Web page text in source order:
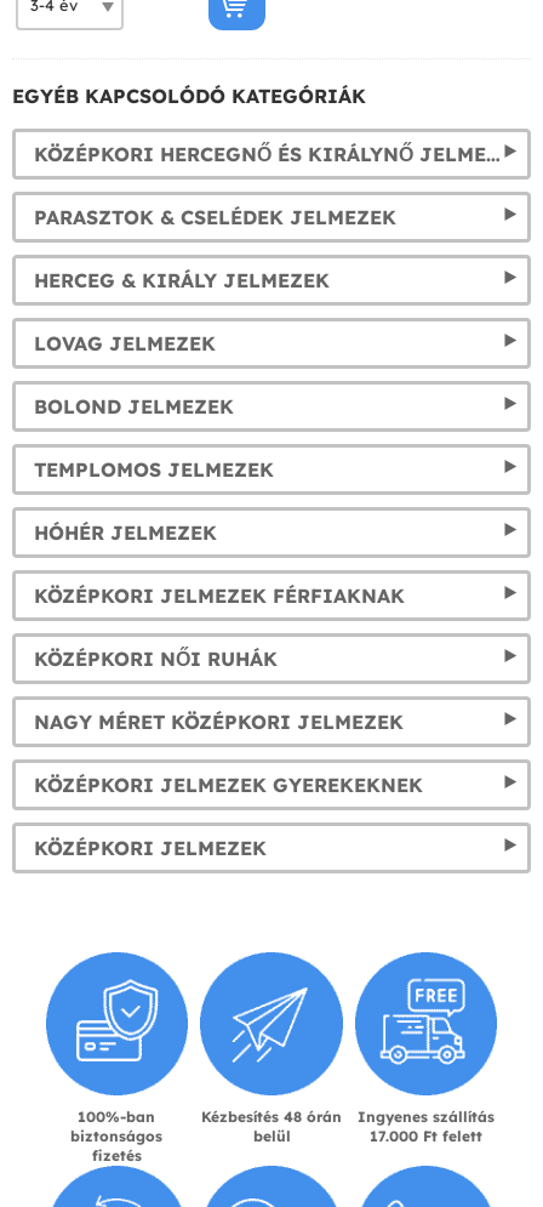
EGYÉB KAPCSOLÓDÓ KATEGÓRIÁK
KÖZÉPKORI HERCEGNŐ ÉS KIRÁLYNŐ JELMEZEK
PARASZTOK & CSELÉDEK JELMEZEK
HERCEG & KIRÁLY JELMEZEK
LOVAG JELMEZEK
BOLOND JELMEZEK
TEMPLOMOS JELMEZEK
HÓHÉR JELMEZEK
KÖZÉPKORI JELMEZEK FÉRFIAKNAK
KÖZÉPKORI NŐI RUHÁK
NAGY MÉRET KÖZÉPKORI JELMEZEK
KÖZÉPKORI JELMEZEK GYEREKEKNEK
KÖZÉPKORI JELMEZEK
100%-ban
biztonságos
fizetés
Kézbesítés 48 órán
belül
Ingyenes szállítás
17.000 Ft felett